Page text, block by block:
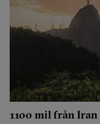
1100 mil från